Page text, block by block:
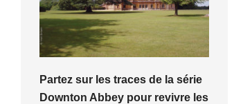
Partez sur les traces de la série
Downton Abbey pour revivre les